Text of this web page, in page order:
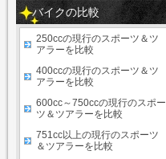
バイクの比較
250ccの現行のスポーツ＆ツ
アラーを比較
400ccの現行のスポーツ＆ツ
アラーを比較
600cc～750ccの現行のスポー
ツ＆ツアラーを比較
751cc以上の現行のスポーツ
＆ツアラーを比較